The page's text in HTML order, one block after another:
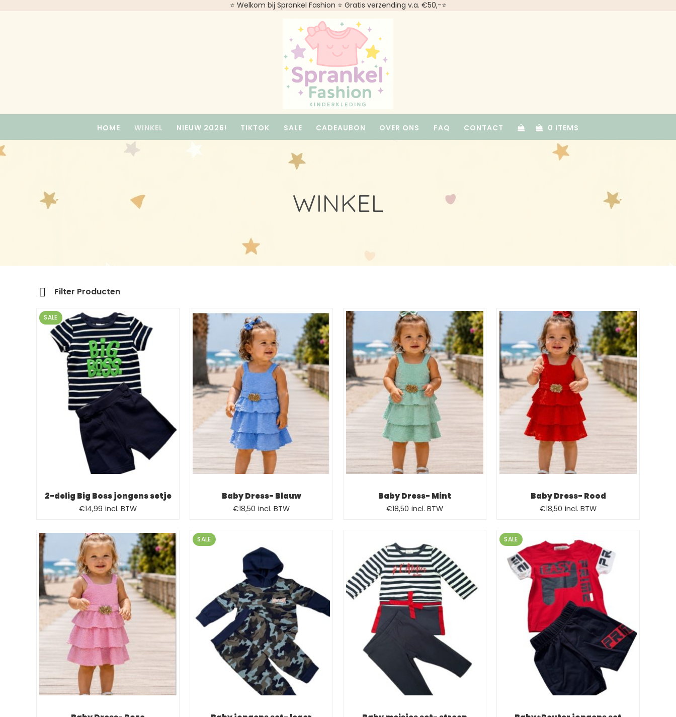
⭐ Welkom bij Sprankel Fashion ⭐ Gratis verzending v.a. €50,-⭐
HOME WINKEL NIEUW 2026! TIKTOK SALE CADEAUBON OVER ONS FAQ CONTACT 0 ITEMS
WINKEL
Filter Producten
SALE
2-delig Big Boss jongens setje
Oorspronkelijke
was:
€19,99.
€14,99 Huidige
is:
€14,99.
incl. BTW
Baby Dress- Blauw
€18,50 incl. BTW
Baby Dress- Mint
€18,50 incl. BTW
Baby Dress- Rood
€18,50 incl. BTW
SALE SALE